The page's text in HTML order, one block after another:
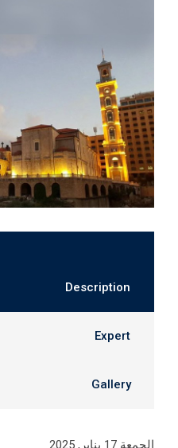
Description
Expert
Gallery
الجمعة 17 يناير, 2025